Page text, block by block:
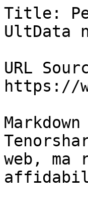
Title:
UltData
URL
https://
web,